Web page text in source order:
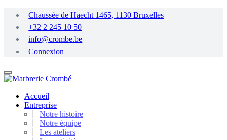
contenu
principal
Chaussée de Haecht 1465, 1130 Bruxelles
+32 2 245 10 50
info@crombe.be
Connexion
Accueil
Entreprise
Notre histoire
Notre équipe
Les ateliers